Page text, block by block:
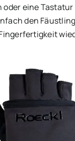
eine Tastatur
den